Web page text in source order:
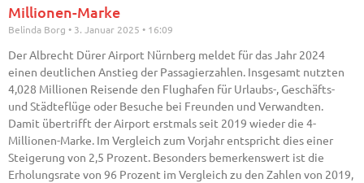
Millionen-Marke
Belinda Borg 3. Januar 2025 16:09
Der Albrecht Dürer Airport Nürnberg meldet für das Jahr 2024
einen deutlichen Anstieg der Passagierzahlen. Insgesamt nutzten
4,028 Millionen Reisende den Flughafen für Urlaubs-, Geschäfts-
und Städteflüge oder Besuche bei Freunden und Verwandten.
Damit übertrifft der Airport erstmals seit 2019 wieder die 4-
Millionen-Marke. Im Vergleich zum Vorjahr entspricht dies einer
Steigerung von 2,5 Prozent. Besonders bemerkenswert ist die
Erholungsrate von 96 Prozent im Vergleich zu den Zahlen von 2019,